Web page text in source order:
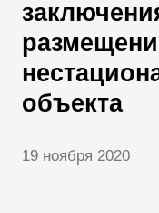
объекта
19 ноября 2020